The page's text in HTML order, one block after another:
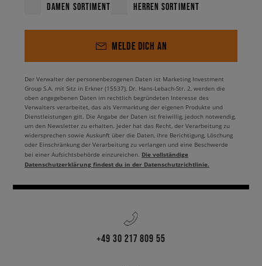
DAMEN SORTIMENT HERREN SORTIMENT
MELDE DICH AN
Der Verwalter der personenbezogenen Daten ist Marketing Investment
Group S.A. mit Sitz in Erkner (15537), Dr. Hans-Lebach-Str. 2, werden die
oben angegebenen Daten im rechtlich begründeten Interesse des
Verwalters verarbeitet, das als Vermarktung der eigenen Produkte und
Dienstleistungen gilt. Die Angabe der Daten ist freiwillig, jedoch notwendig,
um den Newsletter zu erhalten. Jeder hat das Recht, der Verarbeitung zu
widersprechen sowie Auskunft über die Daten, ihre Berichtigung, Löschung
oder Einschränkung der Verarbeitung zu verlangen und eine Beschwerde
bei einer Aufsichtsbehörde einzureichen. Die vollständige
Datenschutzerklärung findest du in der Datenschutzrichtlinie.
+49 30 217 809 55